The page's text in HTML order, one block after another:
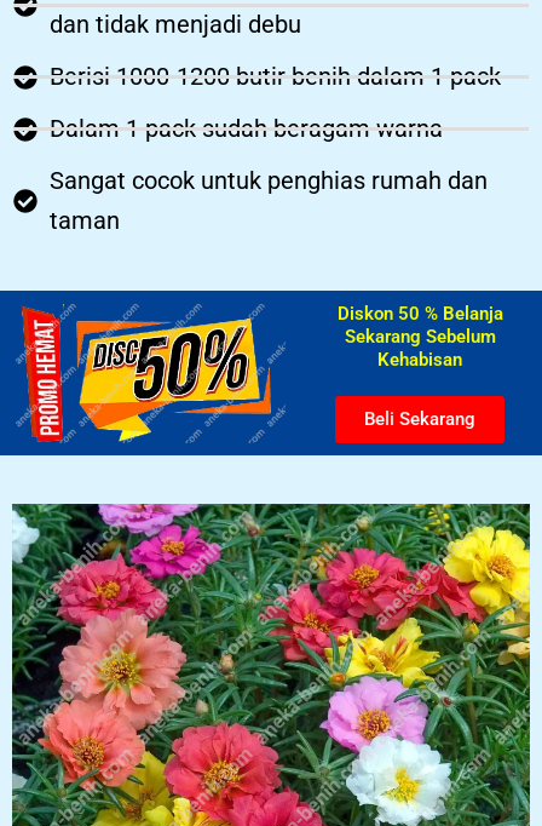
dan tidak menjadi debu
Berisi 1000-1200 butir benih dalam 1 pack
Dalam 1 pack sudah beragam warna
Sangat cocok untuk penghias rumah dan
taman
Diskon 50 % Belanja
Sekarang Sebelum
Kehabisan​
Beli Sekarang